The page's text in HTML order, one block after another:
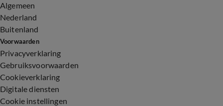
Algemeen
Nederland
Buitenland
Voorwaarden
Privacyverklaring
Gebruiksvoorwaarden
Cookieverklaring
Digitale diensten
Cookie instellingen